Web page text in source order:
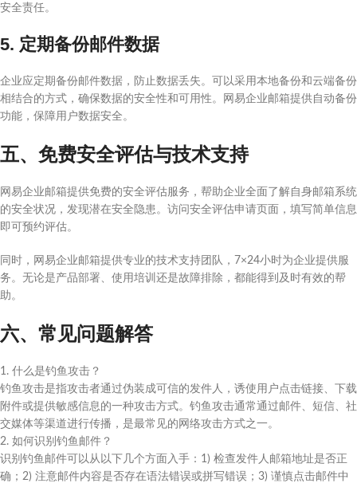
安全责任。
5. 定期备份邮件数据
企业应定期备份邮件数据，防止数据丢失。可以采用本地备份和云端备份
相结合的方式，确保数据的安全性和可用性。网易企业邮箱提供自动备份
功能，保障用户数据安全。
五、免费安全评估与技术支持
网易企业邮箱提供免费的安全评估服务，帮助企业全面了解自身邮箱系统
的安全状况，发现潜在安全隐患。访问安全评估申请页面，填写简单信息
即可预约评估。
同时，网易企业邮箱提供专业的技术支持团队，7×24小时为企业提供服
务。无论是产品部署、使用培训还是故障排除，都能得到及时有效的帮
助。
六、常见问题解答
1. 什么是钓鱼攻击？
钓鱼攻击是指攻击者通过伪装成可信的发件人，诱使用户点击链接、下载
附件或提供敏感信息的一种攻击方式。钓鱼攻击通常通过邮件、短信、社
交媒体等渠道进行传播，是最常见的网络攻击方式之一。
2. 如何识别钓鱼邮件？
识别钓鱼邮件可以从以下几个方面入手：1) 检查发件人邮箱地址是否正
确；2) 注意邮件内容是否存在语法错误或拼写错误；3) 谨慎点击邮件中